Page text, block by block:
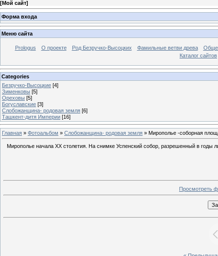
[Мой сайт]
Форма входа
Меню сайта
Prologus О проекте Род Безручко-Высоцких Фамильные ветви древа
Каталог сайтов
Categories
Безручко-Высоцкие [4]
Зименковы [5]
Ореховы [5]
Богуславские [3]
Слобожанщина- родовая земля [6]
Ташкент-дитя Империи [16]
Главная » Фотоальбом » Слобожанщина- родовая земля » Мирополье -соборная
Мирополье начала XX столетия. На снимке Успенский собор, разрешенный в
Просмотреть